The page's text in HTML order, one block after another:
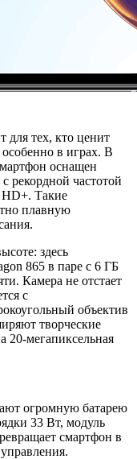
тех, кто ценит
в играх. В
оснащен
частотой
Такие
плавную
здесь
865 в паре с 6 ГБ
Камера не отстает
с
объектив
творческие
20-мегапиксельная
огромную батарею
33 Вт, модуль
смартфон в